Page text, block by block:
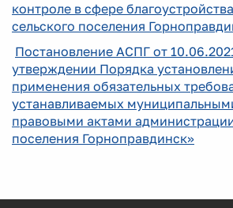
контроле в сфере
сельского поселения
Постановление АСПГ от
утверждении Порядка
применения обязательных
устанавливаемых
правовыми актами
поселения Горноправдинск»